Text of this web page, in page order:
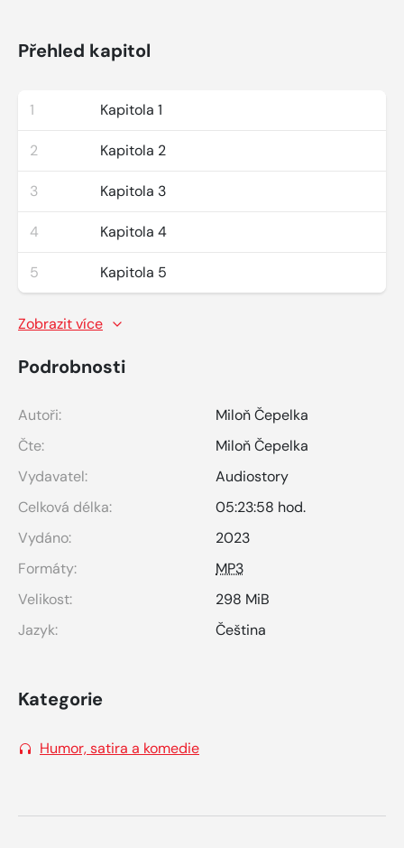
Přehled kapitol
1 Kapitola 1
2 Kapitola 2
3 Kapitola 3
4 Kapitola 4
5 Kapitola 5
Zobrazit více
Podrobnosti
Autoři:
Miloň Čepelka
Čte:
Miloň Čepelka
Vydavatel:
Audiostory
Celková délka:
05:23:58 hod.
Vydáno:
2023
Formáty:
MP3
Velikost:
298 MiB
Jazyk:
Čeština
Kategorie
Humor, satira a komedie